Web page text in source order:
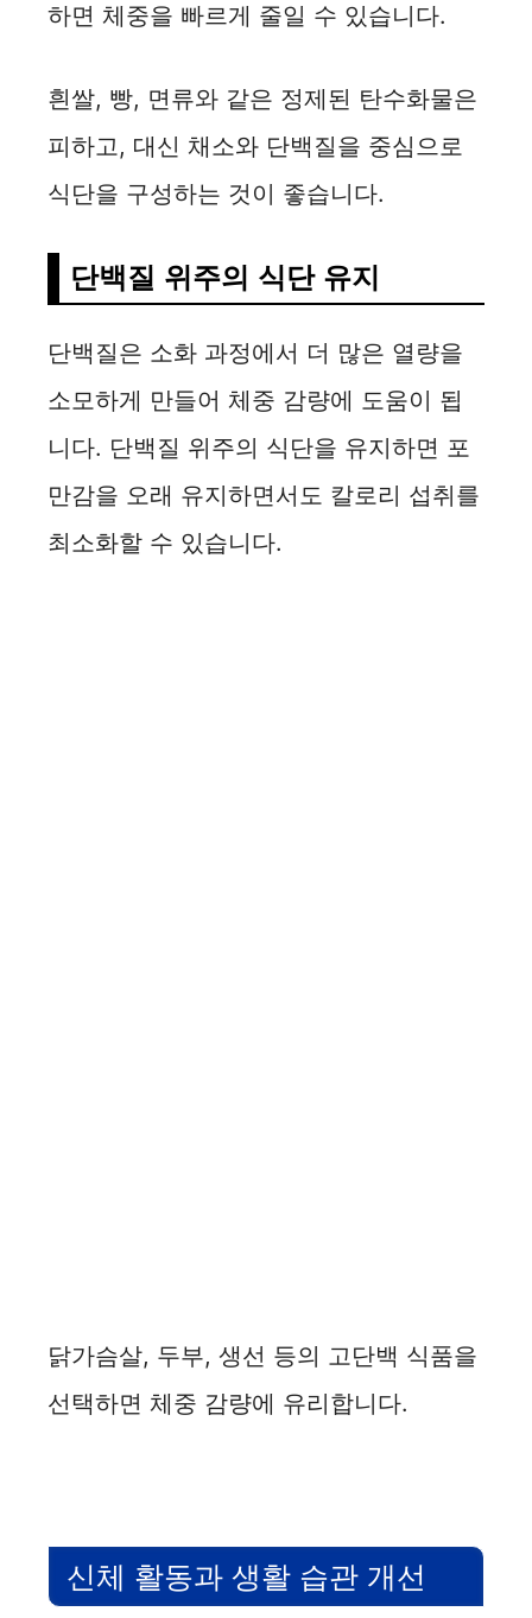
하면 체중을 빠르게 줄일 수 있습니다.
흰쌀, 빵, 면류와 같은 정제된 탄수화물은
피하고, 대신 채소와 단백질을 중심으로
식단을 구성하는 것이 좋습니다.
단백질 위주의 식단 유지
단백질은 소화 과정에서 더 많은 열량을
소모하게 만들어 체중 감량에 도움이 됩
니다. 단백질 위주의 식단을 유지하면 포
만감을 오래 유지하면서도 칼로리 섭취를
최소화할 수 있습니다.
닭가슴살, 두부, 생선 등의 고단백 식품을
선택하면 체중 감량에 유리합니다.
신체 활동과 생활 습관 개선